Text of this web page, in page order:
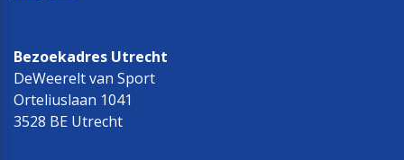
Bezoekadres Utrecht
DeWeerelt van Sport
Orteliuslaan 1041
3528 BE Utrecht